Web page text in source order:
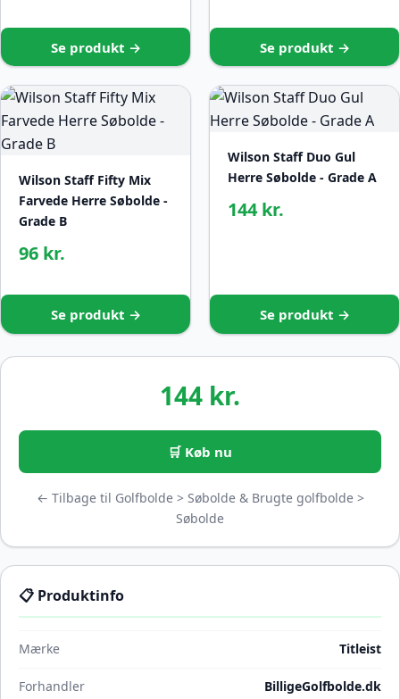
Se produkt → Se produkt →
Wilson Staff Fifty Mix
Farvede Herre Søbolde -
Grade B
96 kr.
Se produkt →
Wilson Staff Duo Gul
Herre Søbolde - Grade A
144 kr.
Se produkt →
144 kr.
🛒 Køb nu
← Tilbage til Golfbolde > Søbolde & Brugte golfbolde >
Søbolde
📋 Produktinfo
Mærke Titleist
Forhandler BilligeGolfbolde.dk